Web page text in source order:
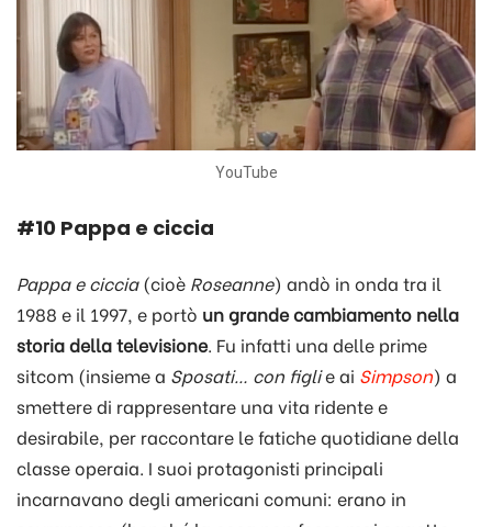
YouTube
#10 Pappa e ciccia
Pappa e ciccia(cioè Roseanne) andò in onda tra il
1988 e il 1997, e portò un grande cambiamento nella
storia della televisione. Fu infatti una delle prime
sitcom (insieme a Sposati… con figlie ai Simpson) a
smettere di rappresentare una vita ridente e
desirabile, per raccontare le fatiche quotidiane della
classe operaia. I suoi protagonisti principali
incarnavano degli americani comuni: erano in